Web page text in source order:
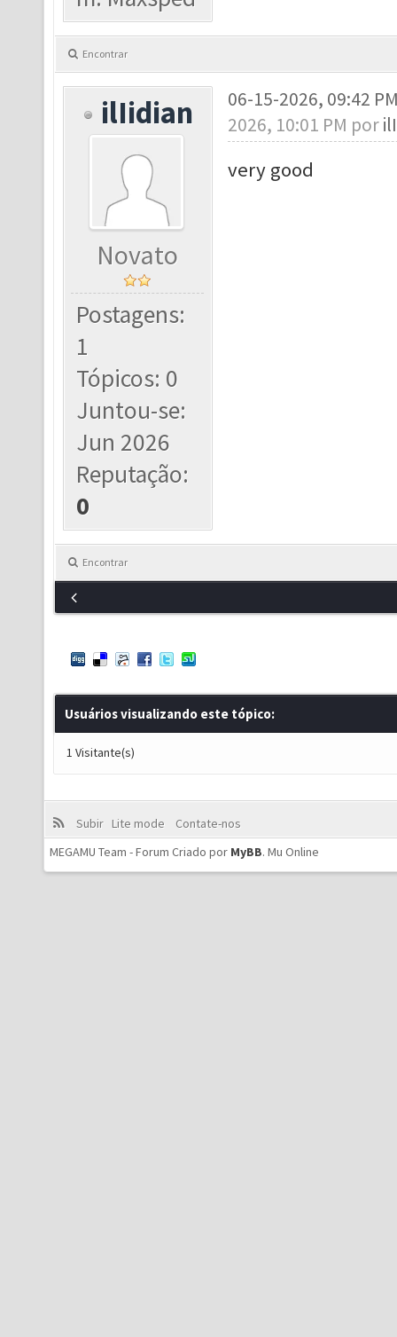
Encontrar
ilIidian
Novato
Postagens:
1
Tópicos: 0
Juntou-se:
Jun 2026
Reputação:
0
06-15-2026, 09:42
2026, 10:01 PM por
very good
Encontrar
Usuários visualizando este tópico:
1 Visitante(s)
Subir Lite mode
Contate-nos
MEGAMU Team - Forum Criado por MyBB. Mu Online